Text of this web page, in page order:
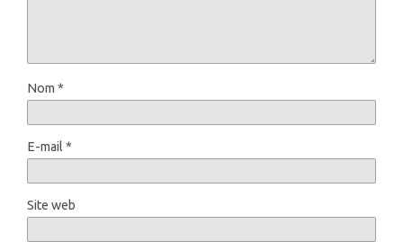
Nom *
E-mail *
Site web